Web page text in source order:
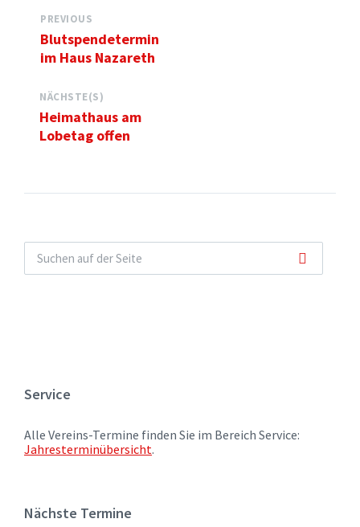
PREVIOUS
Blutspendetermin
im Haus Nazareth
NÄCHSTE(S)
Heimathaus am
Lobetag offen
Service
Alle Vereins-Termine finden Sie im Bereich Service:
Jahresterminübersicht.
Nächste Termine